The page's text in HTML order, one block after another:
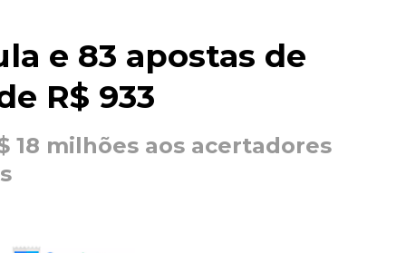
e 83 apostas de
R$ 933
18 milhões aos acertadores